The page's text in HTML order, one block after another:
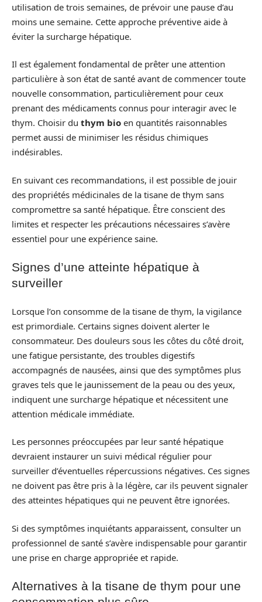
utilisation de trois semaines, de prévoir une pause d’au
moins une semaine. Cette approche préventive aide à
éviter la surcharge hépatique.
Il est également fondamental de prêter une attention
particulière à son état de santé avant de commencer toute
nouvelle consommation, particulièrement pour ceux
prenant des médicaments connus pour interagir avec le
thym. Choisir du thym bio en quantités raisonnables
permet aussi de minimiser les résidus chimiques
indésirables.
En suivant ces recommandations, il est possible de jouir
des propriétés médicinales de la tisane de thym sans
compromettre sa santé hépatique. Être conscient des
limites et respecter les précautions nécessaires s’avère
essentiel pour une expérience saine.
Signes d’une atteinte hépatique à
surveiller
Lorsque l’on consomme de la tisane de thym, la vigilance
est primordiale. Certains signes doivent alerter le
consommateur. Des douleurs sous les côtes du côté droit,
une fatigue persistante, des troubles digestifs
accompagnés de nausées, ainsi que des symptômes plus
graves tels que le jaunissement de la peau ou des yeux,
indiquent une surcharge hépatique et nécessitent une
attention médicale immédiate.
Les personnes préoccupées par leur santé hépatique
devraient instaurer un suivi médical régulier pour
surveiller d’éventuelles répercussions négatives. Ces signes
ne doivent pas être pris à la légère, car ils peuvent signaler
des atteintes hépatiques qui ne peuvent être ignorées.
Si des symptômes inquiétants apparaissent, consulter un
professionnel de santé s’avère indispensable pour garantir
une prise en charge appropriée et rapide.
Alternatives à la tisane de thym pour une